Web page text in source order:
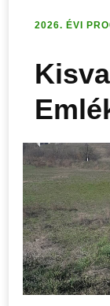
2026. ÉVI